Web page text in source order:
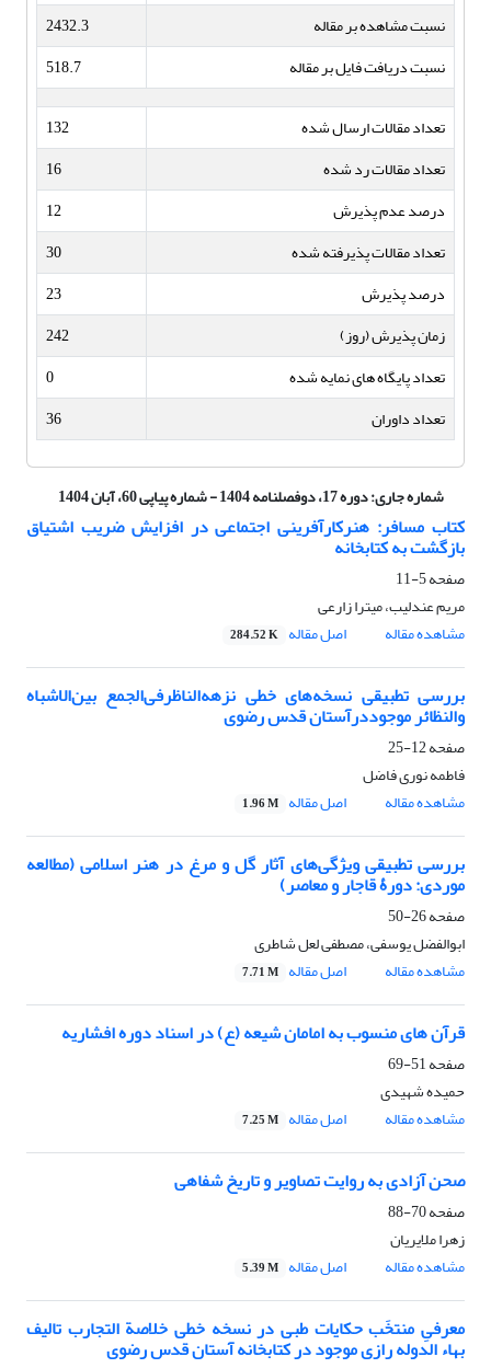
نسبت مشاهده بر مقاله
2432.3
نسبت دریافت فایل بر مقاله
518.7
تعداد مقالات ارسال شده
132
تعداد مقالات رد شده
16
درصد عدم پذیرش
12
تعداد مقالات پذیرفته شده
30
درصد پذیرش
23
زمان پذیرش (روز)
242
تعداد پایگاه های نمایه شده
0
تعداد داوران
36
شماره جاری:دوره 17، دوفصلنامه 1404 - شماره پیاپی 60، آبان 1404
کتاب مسافر: هنرکارآفرینی اجتماعی در افزایش ضریب اشتیاق
بازگشت به کتابخانه
صفحه5-11
مریم عندلیب، میترا زارعی
مشاهده مقاله
اصل مقاله 284.52 K
بررسی تطبیقی نسخه‌های خطی نزهه‌الناظرفی‌الجمع بین‌الاشباه
والنظائر موجوددرآستان قدس رضوی
صفحه12-25
فاطمه نوری فاضل
مشاهده مقاله
اصل مقاله 1.96 M
بررسی تطبیقی ویژگی‌های آثار گل و مرغ در هنر اسلامی (مطالعه
موردی: دورۀ قاجار و معاصر)
صفحه26-50
ابوالفضل یوسفی، مصطفی لعل شاطری
مشاهده مقاله
اصل مقاله 7.71 M
قرآن های منسوب به امامان شیعه (ع) در اسناد دوره افشاریه
صفحه51-69
حمیده شهیدی
مشاهده مقاله
اصل مقاله 7.25 M
صحن آزادی به روایت تصاویر و تاریخ شفاهی
صفحه70-88
زهرا ملایریان
مشاهده مقاله
اصل مقاله 5.39 M
معرفیِ منتخَب حکایات طبی در نسخه خطی خلاصة التجارب تالیف
بهاء الدوله رازی موجود در کتابخانه آستان قدس رضوی